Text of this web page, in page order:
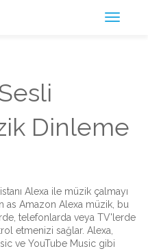
Dinleme
Alexa ile müzik çalmayı
as Amazon Alexa müzik , bu
telefonlarda veya TV'lerde
etmenizi sağlar. Alexa,
ve YouTube Music gibi